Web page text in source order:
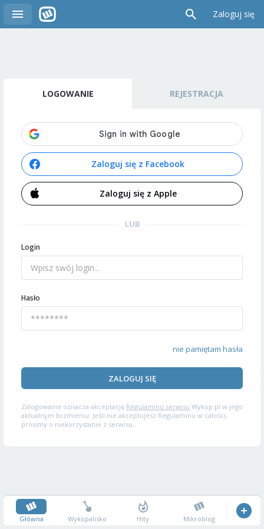
Zaloguj się
LOGOWANIE REJESTRACJA
Zaloguj się z Facebook
Zaloguj się z Apple
LUB
Login
Hasło
nie pamiętam hasła
ZALOGUJ SIĘ
Zalogowanie oznacza akceptację Regulaminu serwisu Wykop.pl w jego
aktualnym brzmieniu. Jeśli nie akceptujesz Regulaminu w całości,
prosimy o niekorzystanie z serwisu.
Główna Wykopalisko Hity Mikroblog